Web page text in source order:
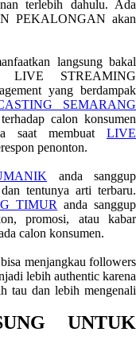
terlebih dahulu. Ada
PEKALONGAN akan
langsung bakal
LIVE STREAMING
yang berdampak
SEMARANG
calon konsumen
saat membuat LIVE
penonton.
anda sanggup
tentunya arti terbaru.
TIMUR anda sanggup
promosi, atau kabar
calon konsumen.
menjangkau followers
lebih authentic karena
tau dan lebih mengenali
UNTUK